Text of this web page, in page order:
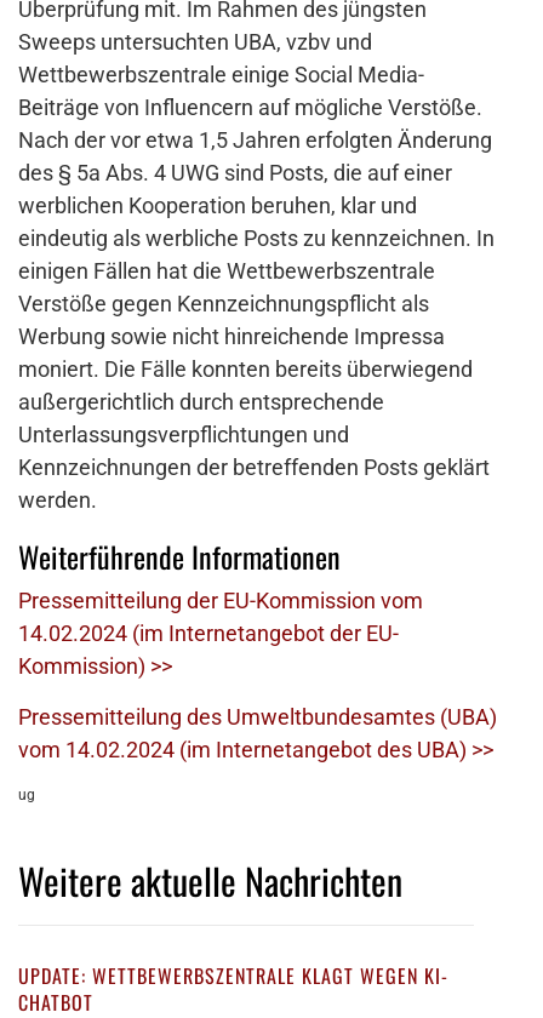
Überprüfung mit. Im Rahmen des jüngsten
Sweeps untersuchten UBA, vzbv und
Wettbewerbszentrale einige Social Media-
Beiträge von Influencern auf mögliche Verstöße.
Nach der vor etwa 1,5 Jahren erfolgten Änderung
des § 5a Abs. 4 UWG sind Posts, die auf einer
werblichen Kooperation beruhen, klar und
eindeutig als werbliche Posts zu kennzeichnen. In
einigen Fällen hat die Wettbewerbszentrale
Verstöße gegen Kennzeichnungspflicht als
Werbung sowie nicht hinreichende Impressa
moniert. Die Fälle konnten bereits überwiegend
außergerichtlich durch entsprechende
Unterlassungsverpflichtungen und
Kennzeichnungen der betreffenden Posts geklärt
werden.
Weiterführende Informationen
Pressemitteilung der EU-Kommission vom
14.02.2024 (im Internetangebot der EU-
Kommission) >>
Pressemitteilung des Umweltbundesamtes (UBA)
vom 14.02.2024 (im Internetangebot des UBA) >>
ug
Weitere aktuelle Nachrichten
UPDATE: WETTBEWERBSZENTRALE KLAGT WEGEN KI-
CHATBOT